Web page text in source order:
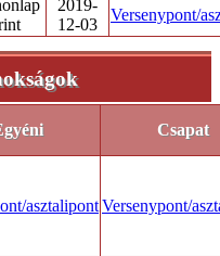
2019-
12-03
Versenypont/
Csapat
asztalipontVersenypont/